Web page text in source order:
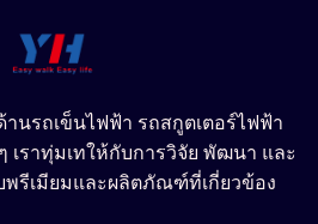
านรถเข็นไฟฟ้า รถสกูตเตอร์ไฟฟ้า
ราทุ่มเทให้กับการวิจัย พัฒนา และ
พรีเมียมและผลิตภัณฑ์ที่เกี่ยวข้อง